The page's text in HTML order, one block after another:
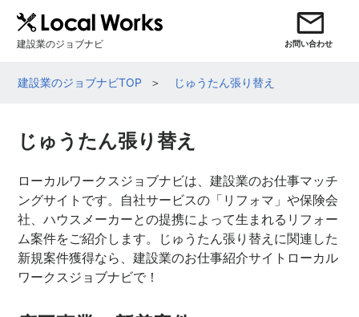
建設業のジョブナビ お問い合わせ
建設業のジョブナビTOP じゅうたん張り替え
じゅうたん張り替え
ローカルワークスジョブナビは、建設業のお仕事マッチ
ングサイトです。自社サービスの「リフォマ」や保険会
社、ハウスメーカーとの提携によって生まれるリフォー
ム案件をご紹介します。じゅうたん張り替えに関連した
新規案件獲得なら、建設業のお仕事紹介サイトローカル
ワークスジョブナビで！